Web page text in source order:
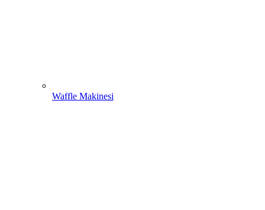
Waffle Makinesi